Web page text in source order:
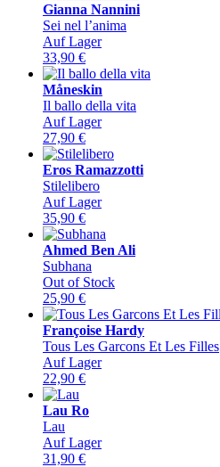
Gianna Nannini
Sei nel l’anima
Auf Lager
33,90 €
Måneskin
Il ballo della vita
Auf Lager
27,90 €
Eros Ramazzotti
Stilelibero
Auf Lager
35,90 €
Ahmed Ben Ali
Subhana
Out of Stock
25,90 €
Françoise Hardy
Tous Les Garcons Et Les Filles
Auf Lager
22,90 €
Lau Ro
Lau
Auf Lager
31,90 €